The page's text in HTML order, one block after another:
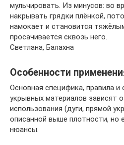
мульчировать. Из минусов: во
накрывать грядки плёнкой,
намокает и становится
просачивается сквозь него.
Светлана, Балахна
Особенности
Основная специфика, правила и
укрывных материалов зависят
использования (дуги, прямой
описанной выше плотности, но
нюансы.